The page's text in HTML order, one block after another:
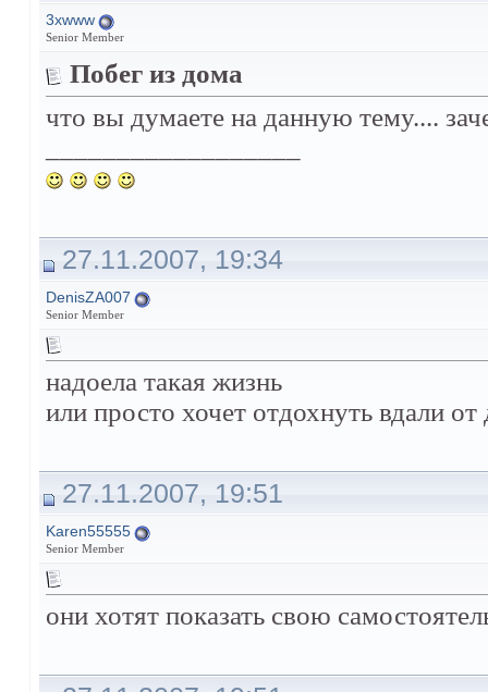
3xwww
Senior Member
Побег из дома
что вы думаете на данную тему....
27.11.2007, 19:34
DenisZA007
Senior Member
надоела такая жизнь
или просто хочет отдохнуть вдали
27.11.2007, 19:51
Karen55555
Senior Member
они хотят показать свою